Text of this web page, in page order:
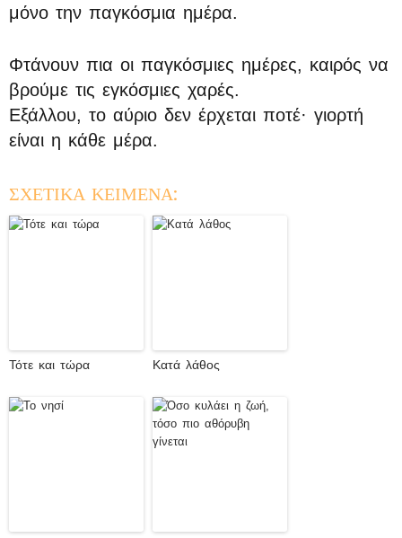
μόνο την παγκόσμια ημέρα.
Φτάνουν πια οι παγκόσμιες ημέρες, καιρός να
βρούμε τις εγκόσμιες χαρές.
Εξάλλου, το αύριο δεν έρχεται ποτέ· γιορτή
είναι η κάθε μέρα.
ΣΧΕΤΙΚΑ ΚΕΙΜΕΝΑ:
Τότε και τώρα Κατά λάθος